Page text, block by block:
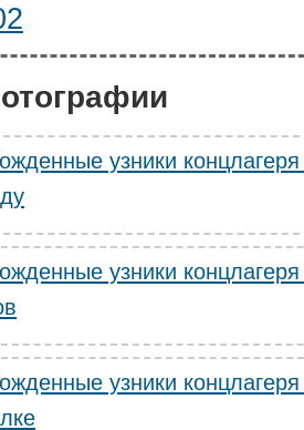
узники концлагеря
узники
узники